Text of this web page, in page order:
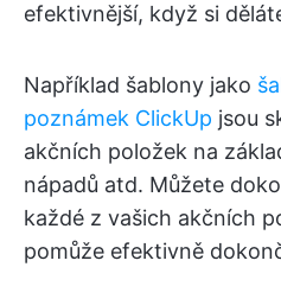
efektivnější, když si
Například šablony jako
poznámek ClickUp jsou
akčních položek na
nápadů atd. Můžete
každé z vašich akčních
pomůže efektivně